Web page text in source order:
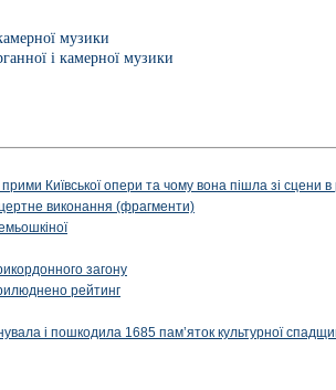
музики
і камерної музики
Київської опери та чому вона пішла зі сцени в
виконання (фрагменти)
загону
рейтинг
і пошкодила 1685 пам’яток культурної